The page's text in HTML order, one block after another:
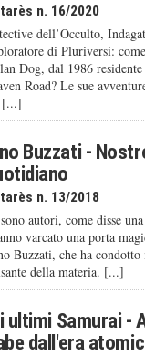
n. 16/2020
dell’Occulto,
di Pluriversi:
Dog, dal 1986
Road? Le sue
Buzzati -
n. 13/2018
autori, come disse
varcato una porta
Buzzati, che ha
della materia. [...]
ultimi Samurai -
dall'era